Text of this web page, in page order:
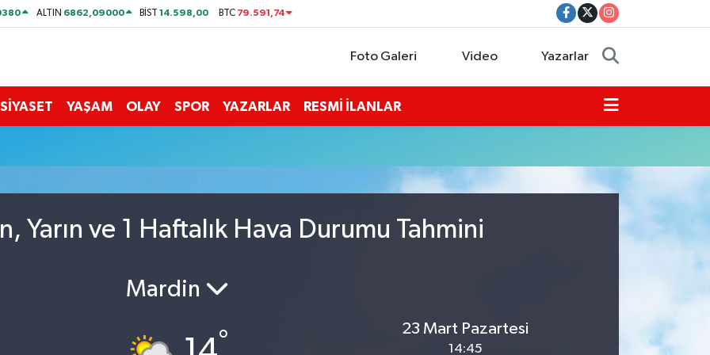
ALTIN 6862,09000 BİST14.598,00 BTC 79.591,74
Foto Galeri Video Yazarlar
SİYASET YAŞAM OLAY SPOR YAZARLAR RESMİ İLANLAR
Yarın ve 1 Haftalık Hava Durumu Tahmini
Mardin
°
23 Mart Pazartesi
14:45